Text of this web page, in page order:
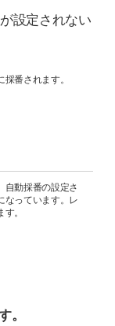
設定されない
番されます。
自動採番の設定さ
なっています。レ
。
。